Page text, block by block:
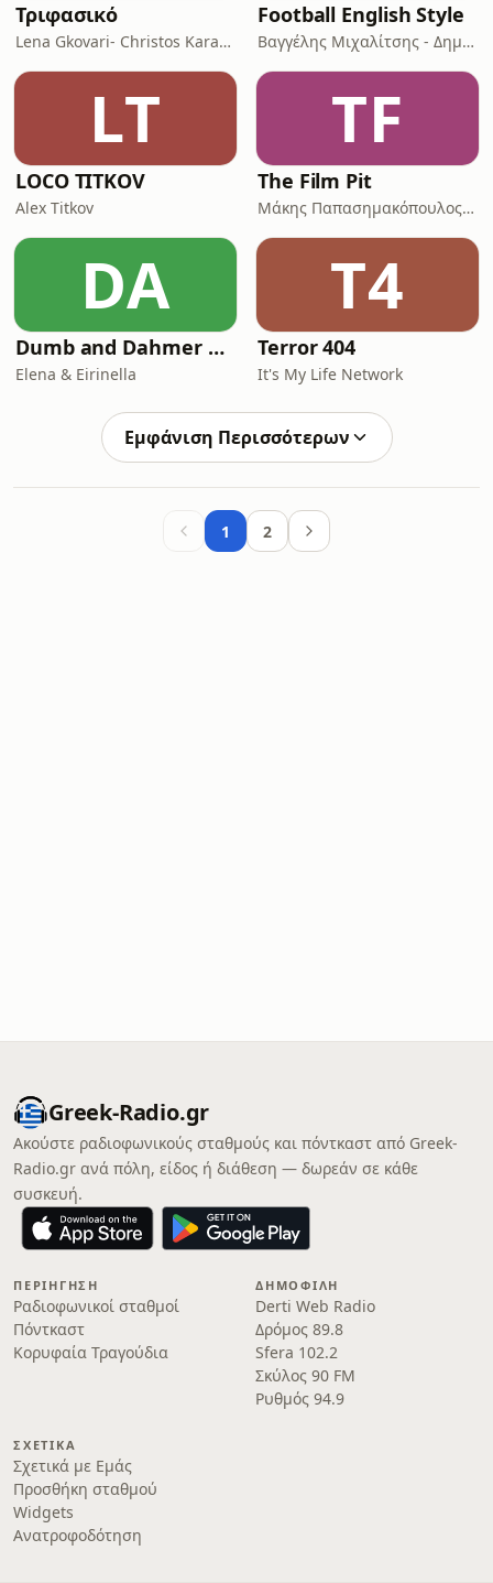
Τριφασικό
Lena Gkovari- Christos Karabelas
Football English Style
Βαγγέλης Μιχαλίτσης - Δημήτρης Καρύδης
LT
LOCO TITKOV
Alex Titkov
TF
The Film Pit
Μάκης Παπασημακόπουλος, Αχιλλέας Χαρμπίλας, Στέλιος Καρακάσης
DA
Dumb and Dahmer Podcast
Elena & Eirinella
T4
Terror 404
It's My Life Network
Εμφάνιση Περισσότερων
1 2
Greek-Radio.gr
Ακούστε ραδιοφωνικούς σταθμούς και πόντκαστ από Greek-
Radio.gr ανά πόλη, είδος ή διάθεση — δωρεάν σε κάθε
συσκευή.
ΠΕΡΙΉΓΗΣΗ
Ραδιοφωνικοί σταθμοί
Πόντκαστ
Κορυφαία Τραγούδια
ΔΗΜΟΦΙΛΉ
Derti Web Radio
Δρόμος 89.8
Sfera 102.2
Σκύλος 90 FM
Ρυθμός 94.9
ΣΧΕΤΙΚΆ
Σχετικά με Εμάς
Προσθήκη σταθμού
Widgets
Ανατροφοδότηση